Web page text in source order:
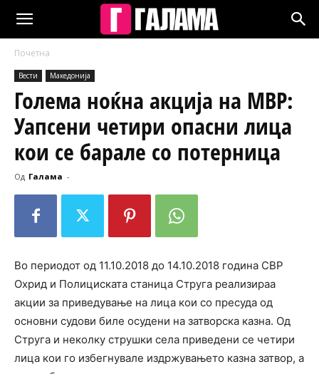
Почетна
Вести Македонија
Голема ноќна акција на МВР:
Уапсени четири опасни лица
кои се барале со потерница
Од Галама -
Во периодот од 11.10.2018 до 14.10.2018 година СВР
Охрид и Полициската станица Струга реализираа
акции за приведување на лица кои со пресуда од
основни судови биле осудени на затворска казна. Од
Струга и неколку струшки села приведени се четири
лица кои го избегнувале издржувањето казна затвор, а